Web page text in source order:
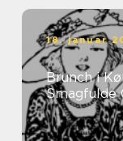
18. januar
Brunch i
Smagfulde